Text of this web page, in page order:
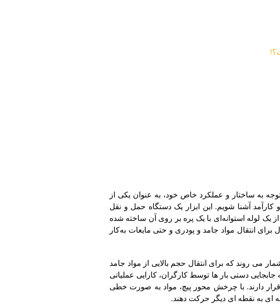
به ساختار و عملکرد خاص خود، به عنوان یکی از
کارآمد آشنا شویم. این ابزار یک دستگاه حمل و نقل
لوله استوانه‌ای با یک پره بر روی آن ساخته شده
انتقال مواد جامد و پودری و حتی مایعات به‌کار
می روند که برای انتقال حجم بالایی از مواد جامد
دستی بار ها توسط کارگران، کارایی عملیاتی
قرار دارند. با چرخش محور پیچ، مواد به صورت خطی
ای به نقطه ای دیگر حرکت دهند.